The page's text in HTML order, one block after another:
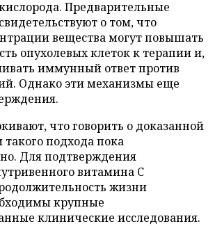
Предварительные
о том, что
вещества могут повышать
опухолевых клеток к терапии и,
иммунный ответ против
Однако эти механизмы еще
что говорить о доказанной
подхода пока
Для подтверждения
витамина C
жизни
крупные
клинические исследования.